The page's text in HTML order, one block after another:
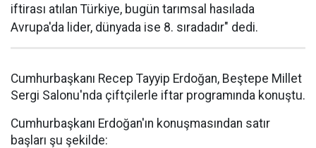
iftirası atılan Türkiye, bugün tarımsal hasılada
Avrupa'da lider, dünyada ise 8. sıradadır" dedi.
Cumhurbaşkanı Recep Tayyip Erdoğan, Beştepe Millet
Sergi Salonu'nda çiftçilerle iftar programında konuştu.
Cumhurbaşkanı Erdoğan'ın konuşmasından satır
başları şu şekilde: